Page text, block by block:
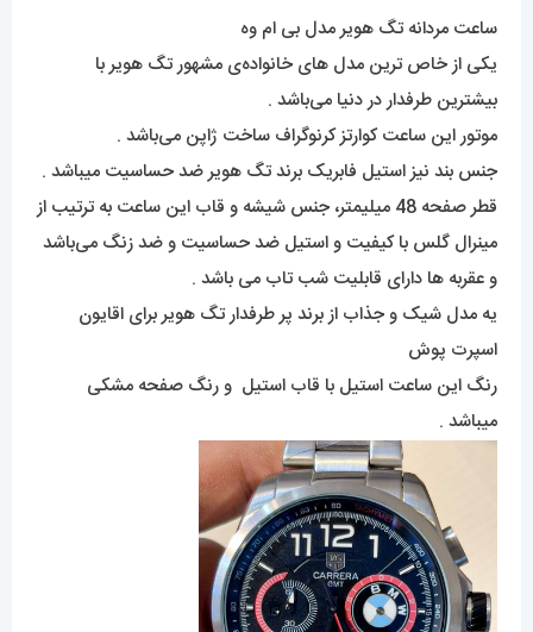
ساعت مردانه تگ هویر مدل بی ام وه
یکی از خاص ترین مدل های خانواده‌ی مشهور تگ هویر با
بیشترین طرفدار در دنیا می‌باشد .
موتور این ساعت کوارتز کرنوگراف ساخت ژاپن می‌باشد .
جنس بند نیز استیل فابریک برند تگ هویر ضد حساسیت میباشد .
قطر صفحه 48 میلیمتر، جنس شیشه و قاب این ساعت به ترتیب از
مینرال گلس با کیفیت و استیل ضد حساسیت و ضد زنگ می‌باشد
و عقربه ها دارای قابلیت شب تاب می باشد .
یه مدل شیک و جذاب از برند پر طرفدار تگ هویر برای اقایون
اسپرت پوش
رنگ این ساعت استیل با قاب استیل و رنگ صفحه مشکی
میباشد .